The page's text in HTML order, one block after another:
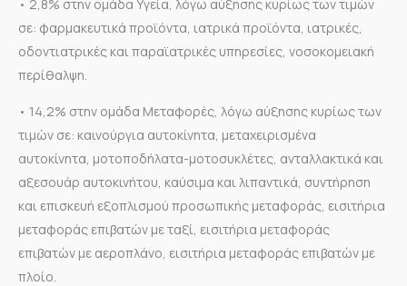
• 2,8% στην ομάδα Υγεία, λόγω αύξησης κυρίως των τιμών
σε: φαρμακευτικά προϊόντα, ιατρικά προϊόντα, ιατρικές,
οδοντιατρικές και παραϊατρικές υπηρεσίες, νοσοκομειακή
περίθαλψη.
• 14,2% στην ομάδα Μεταφορές, λόγω αύξησης κυρίως των
τιμών σε: καινούργια αυτοκίνητα, μεταχειρισμένα
αυτοκίνητα, μοτοποδήλατα-μοτοσυκλέτες, ανταλλακτικά και
αξεσουάρ αυτοκινήτου, καύσιμα και λιπαντικά, συντήρηση
και επισκευή εξοπλισμού προσωπικής μεταφοράς, εισιτήρια
μεταφοράς επιβατών με ταξί, εισιτήρια μεταφοράς
επιβατών με αεροπλάνο, εισιτήρια μεταφοράς επιβατών με
πλοίο.